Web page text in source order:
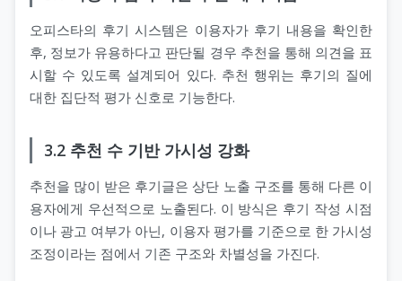
오피스타의 후기 시스템은 이용자가 후기 내용을 확인한
후, 정보가 유용하다고 판단될 경우 추천을 통해 의견을 표
시할 수 있도록 설계되어 있다. 추천 행위는 후기의 질에
대한 집단적 평가 신호로 기능한다.
3.2 추천 수 기반 가시성 강화
추천을 많이 받은 후기글은 상단 노출 구조를 통해 다른 이
용자에게 우선적으로 노출된다. 이 방식은 후기 작성 시점
이나 광고 여부가 아닌, 이용자 평가를 기준으로 한 가시성
조정이라는 점에서 기존 구조와 차별성을 가진다.